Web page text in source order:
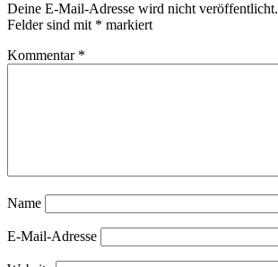
Deine E-Mail-Adresse wird nicht veröffentlicht.
Felder sind mit * markiert
Kommentar *
Name
E-Mail-Adresse